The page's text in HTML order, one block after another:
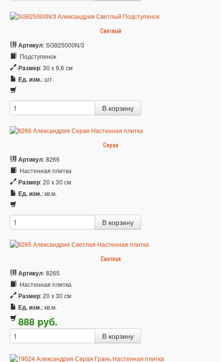
Светлый
Артикул: SG925000N/3
Подступенок
Размер: 30 x 9,6 см
Ед. изм.: шт.
Серая
Артикул: 8266
Настенная плитка
Размер: 20 x 30 см
Ед. изм.: кв.м.
Светлая
Артикул: 8265
Настенная плитка
Размер: 20 x 30 см
Ед. изм.: кв.м.
888 pуб.